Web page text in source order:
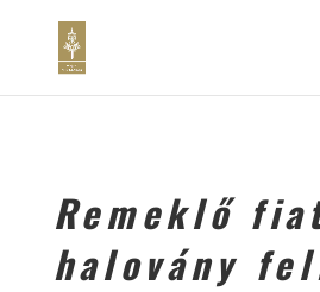
Remeklő
halovány